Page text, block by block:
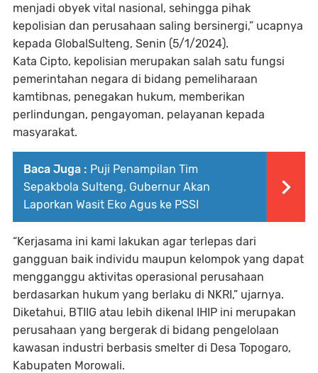
menjadi obyek vital nasional, sehingga pihak
kepolisian dan perusahaan saling bersinergi,” ucapnya
kepada GlobalSulteng, Senin (5/1/2024).
Kata Cipto, kepolisian merupakan salah satu fungsi
pemerintahan negara di bidang pemeliharaan
kamtibnas, penegakan hukum, memberikan
perlindungan, pengayoman, pelayanan kepada
masyarakat.
Baca Juga : Puji Penampilan Tim
Sepakbola Sulteng, Gubernur Akan
Laporkan Wasit Eko Agus ke PSSI
“Kerjasama ini kami lakukan agar terlepas dari
gangguan baik individu maupun kelompok yang dapat
mengganggu aktivitas operasional perusahaan
berdasarkan hukum yang berlaku di NKRI,” ujarnya.
Diketahui, BTIIG atau lebih dikenal IHIP ini merupakan
perusahaan yang bergerak di bidang pengelolaan
kawasan industri berbasis smelter di Desa Topogaro,
Kabupaten Morowali.